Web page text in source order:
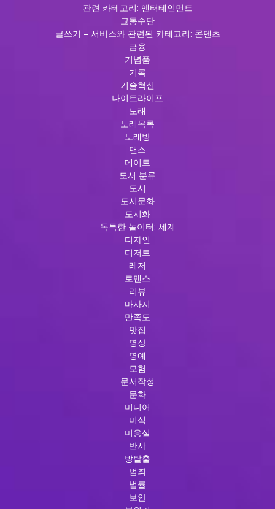
관련 카테고리: 엔터테인먼트
교통수단
글쓰기 – 서비스와 관련된 카테고리: 콘텐츠
금융
기념품
기록
기술혁신
나이트라이프
노래
노래목록
노래방
댄스
데이트
도서 분류
도시
도시문화
도시화
독특한 놀이터: 세계
디자인
디저트
레저
로맨스
리뷰
마사지
만족도
맛집
명상
명예
모험
문서작성
문화
미디어
미식
미용실
반사
방탈출
범죄
법률
보안